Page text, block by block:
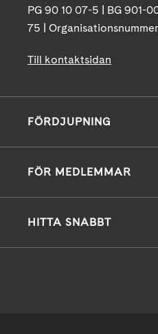
PG 90 10 07-5 | BG 901-
75 |
Till kontaktsidan
FÖRDJUPNING
FÖR MEDLEMMAR
HITTA SNABBT